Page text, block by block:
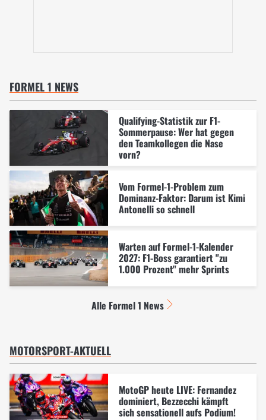
FORMEL 1 NEWS
Qualifying-Statistik zur F1-
Sommerpause: Wer hat gegen
den Teamkollegen die Nase
vorn?
Vom Formel-1-Problem zum
Dominanz-Faktor: Darum ist Kimi
Antonelli so schnell
Warten auf Formel-1-Kalender
2027: F1-Boss garantiert "zu
1.000 Prozent" mehr Sprints
Alle Formel 1 News
MOTORSPORT-AKTUELL
MotoGP heute LIVE: Fernandez
dominiert, Bezzecchi kämpft
sich sensationell aufs Podium!